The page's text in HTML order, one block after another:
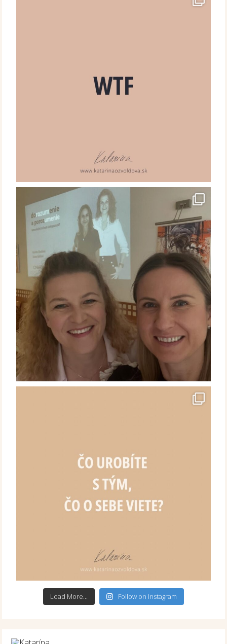
Load More... Follow on Instagram